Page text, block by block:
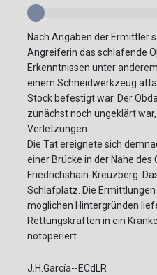
Nach Angaben der Ermittler
Angreiferin das schlafende
Erkenntnissen unter
einem Schneidwerkzeug
Stock befestigt war. Der
zunächst noch ungeklärt
Verletzungen.
Die Tat ereignete sich
einer Brücke in der Nähe
Friedrichshain-Kreuzberg.
Schlafplatz. Die
möglichen Hintergründen
Rettungskräften in ein
notoperiert.
J.H.García--ECdLR